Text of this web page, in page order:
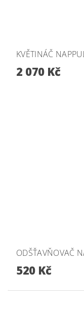
KVĚTINÁČ
2 070 Kč
ODŠŤAVŇOVAČ
520 Kč